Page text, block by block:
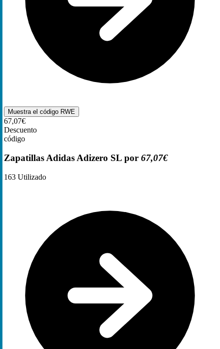
Muestra el código RWE
67,07€
Descuento
código
Zapatillas Adidas Adizero SL por 67,07€
163 Utilizado